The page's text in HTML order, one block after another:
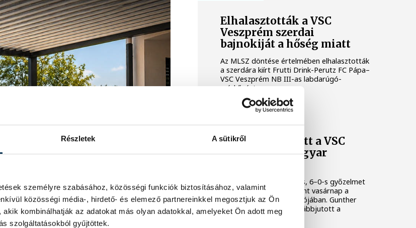
Részletek A sütikről
személyre szabásához, közösségi funkciók biztosításához, valamint
közösségi média-, hirdető- és elemező partnereinkkel megosztjuk az Ön
kombinálhatják az adatokat más olyan adatokkal, amelyeket Ön adott meg
szolgáltatásokból gyűjtöttek.
Elhalasztották a VSC
Veszprém szerdai
bajnokiját a hőség miatt
Az MLSZ döntése értelmében elhalasztották
a szerdára kiírt Frutti Drink-Perutz FC Pápa–
VSC Veszprém NB III-as labdarúgó-
mérkőzést.
Fél tucat gólt lőtt a VSC
Veszprém a Magyar
A VSC Veszprém fölényes, 6–0-s győzelmet
aratott a Tát vendégeként vasárnap a
Magyar Kupa első fordulójában. Gunther
Zsolt legénysége így továbbjutott a